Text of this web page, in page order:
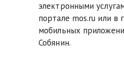
электронными
портале mos.ru или в
мобильных
Собянин.